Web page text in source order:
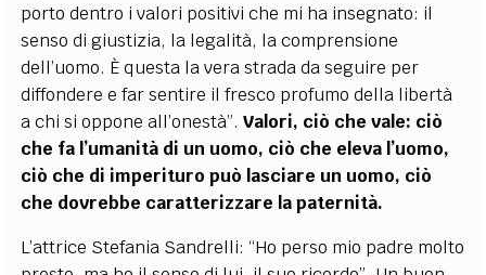
porto dentro i valori positivi che mi ha insegnato: il
senso di giustizia, la legalità, la comprensione
dell’uomo. È questa la vera strada da seguire per
diffondere e far sentire il fresco profumo della libertà
a chi si oppone all’onestà”.Valori, ciò che vale: ciò
che fa l’umanità di un uomo, ciò che eleva l’uomo,
ciò che di imperituro può lasciare un uomo, ciò
che dovrebbe caratterizzare la paternità.
L’attrice Stefania Sandrelli: “Ho perso mio padre molto